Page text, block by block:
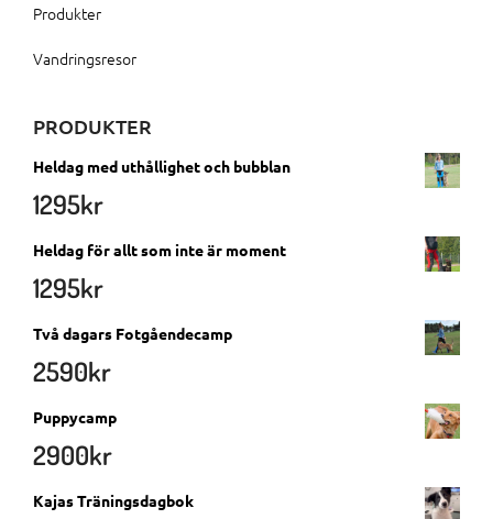
Produkter
Vandringsresor
PRODUKTER
Heldag med uthållighet och bubblan
1295kr
Heldag för allt som inte är moment
1295kr
Två dagars Fotgåendecamp
2590kr
Puppycamp
2900kr
Kajas Träningsdagbok